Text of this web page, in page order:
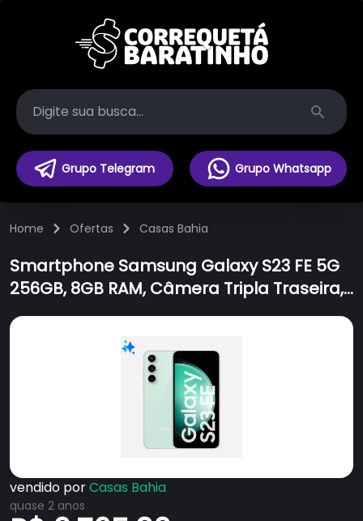
Search
Grupo Telegram Grupo Whatsapp
Home Ofertas Casas Bahia
Smartphone Samsung Galaxy S23 FE 5G
256GB, 8GB RAM, Câmera Tripla Traseira,
Selfie de 10MP, Tela 6.4", Processador
Exynos 2200 Octa Core - Verde
vendido porCasas Bahia
quase 2 anos